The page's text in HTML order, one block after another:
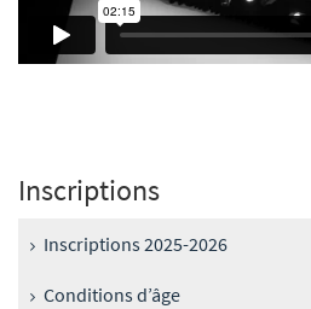
Inscriptions
Inscriptions 2025-2026
Conditions d’âge